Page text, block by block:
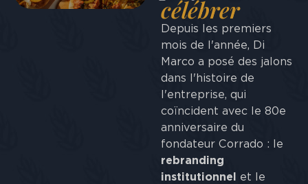
célébrer
Depuis les premiers
mois de l'année, Di
Marco a posé des jalons
dans l'histoire de
l'entreprise, qui
coïncident avec le 80e
anniversaire du
fondateur Corrado : le
rebranding
institutionnel et le